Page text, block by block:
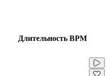
Длительность BPM